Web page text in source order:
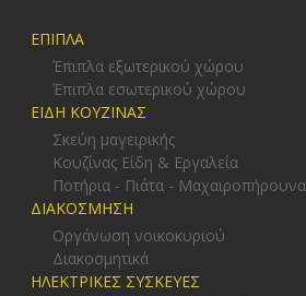
ΕΠΙΠΛΑ
Έπιπλα εξωτερικού χώρου
Έπιπλα εσωτερικού χώρου
ΕΙΔΗ ΚΟΥΖΙΝΑΣ
Σκεύη μαγειρικής
Κουζίνας Είδη & Εργαλεία
Ποτήρια - Πιάτα - Μαχαιροπήρουνα
ΔΙΑΚΟΣΜΗΣΗ
Οργάνωση νοικοκυριού
Διακοσμητικά
ΗΛΕΚΤΡΙΚΕΣ ΣΥΣΚΕΥΕΣ